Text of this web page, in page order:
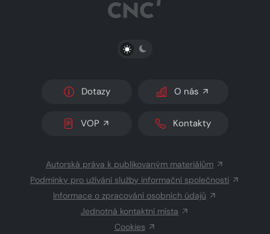
PŘEPNOUT SVĚTLÝ/TMAVÝ REŽIM
Dotazy O nás
VOP Kontakty
Autorská práva k publikovaným materiálům
Podmínky pro užívání služby informační společnosti
Informace o zpracování osobních údajů
Jednotná kontaktní místa
Cookies